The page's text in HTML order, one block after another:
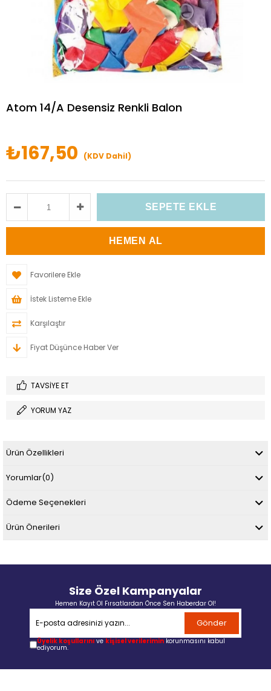
Atom 14/A Desensiz Renkli Balon
₺167,50 (KDV Dahil)
Favorilere Ekle
İstek Listeme Ekle
Karşılaştır
Fiyat Düşünce Haber Ver
TAVSIYE ET
YORUM YAZ
Ürün Özellikleri
Yorumlar(0)
Ödeme Seçenekleri
Ürün Önerileri
Size Özel Kampanyalar
Hemen Kayıt Ol Fırsatlardan Önce Sen Haberdar Ol!
Gönder
Üyelik koşullarını ve kişisel verilerimin korunmasını kabul
ediyorum.